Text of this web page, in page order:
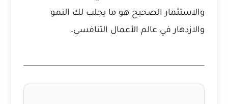
والاستثمار الصحيح هو ما يجلب لك النمو
والازدهار في عالم الأعمال التنافسي.